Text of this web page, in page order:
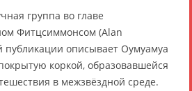
группа во главе
Фитцсиммонсом (Alan
публикации описывает Оумуамуа
коркой, образовавшейся
в межзвёздной среде.